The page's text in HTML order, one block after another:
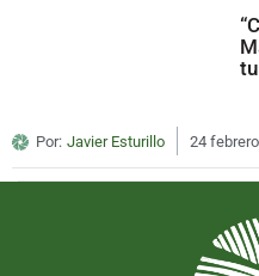
Por: Javier Esturillo 24